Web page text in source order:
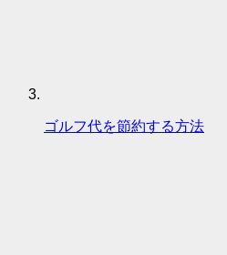
ゴルフ代を節約する方法